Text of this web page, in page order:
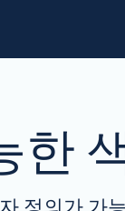
한